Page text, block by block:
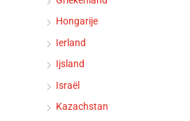
Hongarije
Ierland
Ijsland
Israël
Kazachstan